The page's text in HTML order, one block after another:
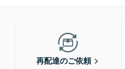
再配達のご依頼